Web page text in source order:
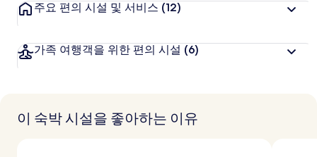
주요 편의 시설 및 서비스 (12)
가족 여행객을 위한 편의 시설 (6)
이 숙박 시설을 좋아하는 이유